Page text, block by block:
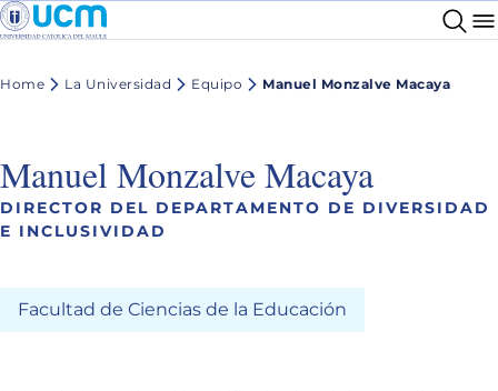
Home La Universidad Equipo Manuel Monzalve Macaya
Manuel Monzalve Macaya
DIRECTOR DEL DEPARTAMENTO DE DIVERSIDAD
E INCLUSIVIDAD
Facultad de Ciencias de la Educación